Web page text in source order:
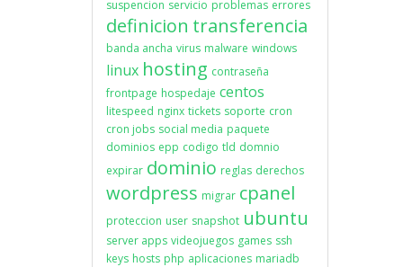
suspencion servicio problemas errores
definicion transferencia
banda ancha virus malware windows
linux hosting contraseña
frontpage hospedaje centos
litespeed nginx tickets soporte cron
cron jobs social media paquete
dominios epp codigo tld domnio
expirar dominio reglas derechos
wordpress migrar cpanel
proteccion user snapshot ubuntu
server apps videojuegos games ssh
keys hosts php aplicaciones mariadb